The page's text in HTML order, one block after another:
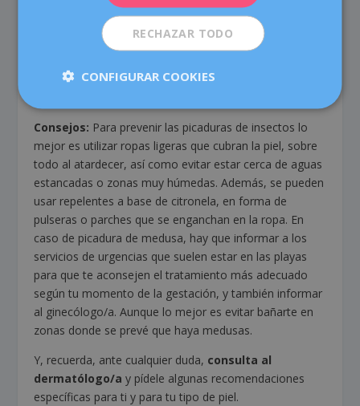
momento es después del baño tras secar la piel.
Picaduras de insectos y medusas
En verano son frecuentes, especialmente en zonas de
Consejos: Para prevenir las picaduras de insectos lo
mejor es utilizar ropas ligeras que cubran la piel, sobre
todo al atardecer, así como evitar estar cerca de aguas
estancadas o zonas muy húmedas. Además, se pueden
usar repelentes a base de citronela, en forma de
pulseras o parches que se enganchan en la ropa. En
caso de picadura de medusa, hay que informar a los
servicios de urgencias que suelen estar en las playas
para que te aconsejen el tratamiento más adecuado
según tu momento de la gestación, y también informar
al ginecólogo/a. Aunque lo mejor es evitar bañarte en
zonas donde se prevé que haya medusas.
Y, recuerda, ante cualquier duda, consulta al
dermatólogo/a y pídele algunas recomendaciones
específicas para ti y para tu tipo de piel.
RECHAZAR TODO
CONFIGURAR COOKIES